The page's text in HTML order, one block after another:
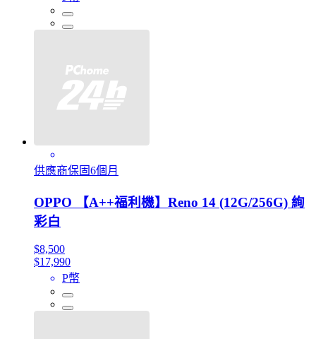
供應商保固6個月
OPPO 【A++福利機】Reno 14 (12G/256G) 絢
彩白
$8,500
$17,990
P幣